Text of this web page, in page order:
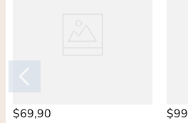
$69,90 $99